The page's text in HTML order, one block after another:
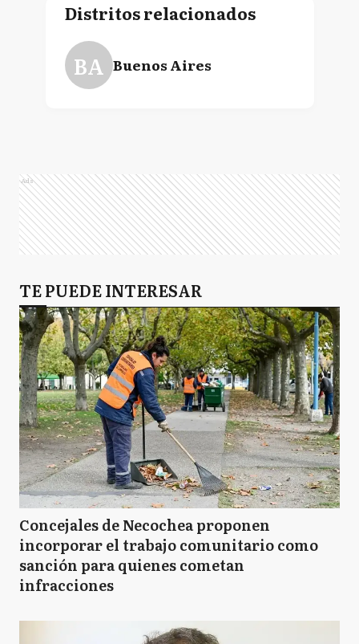
Distritos relacionados
BA Buenos Aires
Ads
TE PUEDE INTERESAR
Concejales de Necochea proponen
incorporar el trabajo comunitario como
sanción para quienes cometan
infracciones